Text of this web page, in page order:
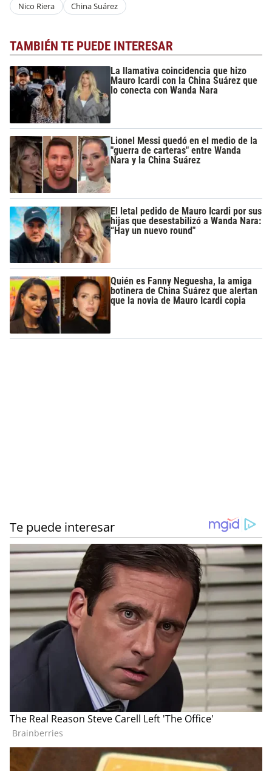
Nico Riera China Suárez
TAMBIÉN TE PUEDE INTERESAR
La llamativa coincidencia que hizo
Mauro Icardi con la China Suárez que
lo conecta con Wanda Nara
Lionel Messi quedó en el medio de la
"guerra de carteras" entre Wanda
Nara y la China Suárez
El letal pedido de Mauro Icardi por sus
hijas que desestabilizó a Wanda Nara:
“Hay un nuevo round"
Quién es Fanny Neguesha, la amiga
botinera de China Suárez que alertan
que la novia de Mauro Icardi copia